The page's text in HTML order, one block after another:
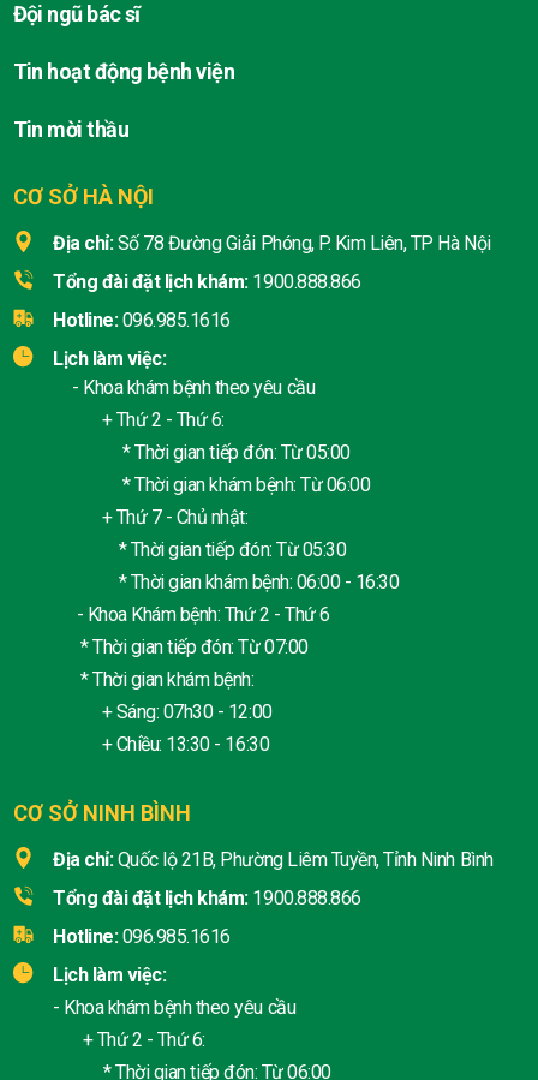
CƠ SỞ HÀ NỘI
Địa chỉ: Số 78 Đường Giải Phóng, P. Kim Liên, TP Hà Nội
Tổng đài đặt lịch khám: 1900.888.866
Hotline: 096.985.1616
Lịch làm việc:
- Khoa khám bệnh theo yêu cầu
+ Thứ 2 - Thứ 6:
* Thời gian tiếp đón: Từ 05:00
* Thời gian khám bệnh: Từ 06:00
+ Thứ 7 - Chủ nhật:
* Thời gian tiếp đón: Từ 05:30
* Thời gian khám bệnh: 06:00 - 16:30
- Khoa Khám bệnh: Thứ 2 - Thứ 6
* Thời gian tiếp đón: Từ 07:00
* Thời gian khám bệnh:
+ Sáng: 07h30 - 12:00
+ Chiều: 13:30 - 16:30
CƠ SỞ NINH BÌNH
Địa chỉ: Quốc lộ 21B, Phường Liêm Tuyền, Tỉnh Ninh Bình
Tổng đài đặt lịch khám: 1900.888.866
Hotline: 096.985.1616
Lịch làm việc:
- Khoa khám bệnh theo yêu cầu
+ Thứ 2 - Thứ 6:
* Thời gian tiếp đón: Từ 06:00
Đội ngũ bác sĩ
Tin hoạt động bệnh viện
Tin mời thầu